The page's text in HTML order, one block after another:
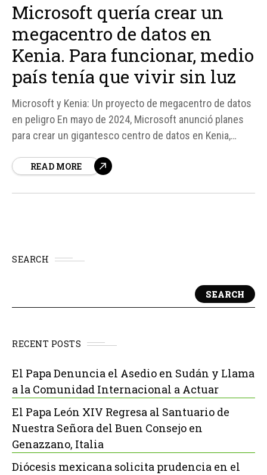
Microsoft quería crear un
megacentro de datos en
Kenia. Para funcionar, medio
país tenía que vivir sin luz
Microsoft y Kenia: Un proyecto de megacentro de datos
en peligro En mayo de 2024, Microsoft anunció planes
para crear un gigantesco centro de datos en Kenia,
proyecto ha enfrentado obstáculos significativos,
READ MORE
SEARCH
SEARCH
RECENT POSTS
El Papa Denuncia el Asedio en Sudán y Llama
a la Comunidad Internacional a Actuar
El Papa León XIV Regresa al Santuario de
Nuestra Señora del Buen Consejo en
Genazzano, Italia
Diócesis mexicana solicita prudencia en el